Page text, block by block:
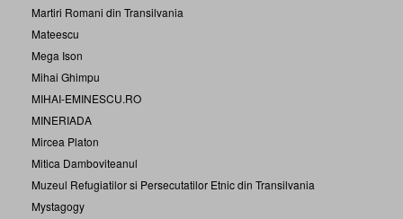
Martiri Romani din Transilvania
Mateescu
Mega Ison
Mihai Ghimpu
MIHAI-EMINESCU.RO
MINERIADA
Mircea Platon
Mitica Damboviteanul
Muzeul Refugiatilor si Persecutatilor Etnic din Transilvania
Mystagogy